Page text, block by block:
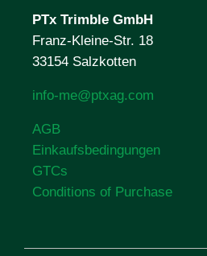
PTx Trimble GmbH
Franz-Kleine-Str. 18
33154 Salzkotten
info-me@ptxag.com
AGB
Einkaufsbedingungen
GTCs
Conditions of Purchase